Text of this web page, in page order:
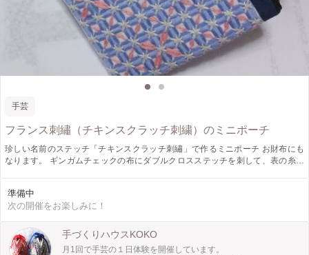
手芸
フランス刺繡（チキンスクラッチ刺繍）のミニポーチ
珍しい名前のステッチ「チキンスクラッチ刺繡」で作るミニポーチ お財布にも
なります。 ギンガムチェックの布にダブルクロスステッチを刺して、表の糸を
準備中
次の開催をお楽しみに！
手づくりハウスKOKO
月1回で手芸の１日体験を開催しています。